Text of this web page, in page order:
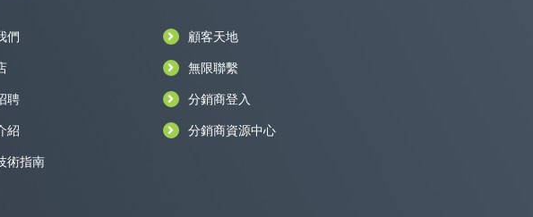
們
聘
紹
術指南
顧客天地
無限聯繫
分銷商登入
分銷商資源中心